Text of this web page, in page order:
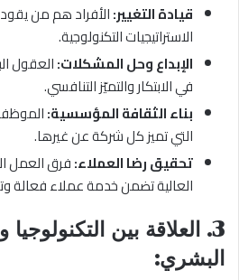
قيادة التغيير:الأفراد هم من
الاستراتيجيات التكنولوجية.
الإبداع وحل المشكلات:العقول
في الابتكار والتميّز التنافسي.
بناء الثقافة المؤسسية:
التي تميز كل شركة عن غيرها.
تحقيق رضا العملاء:فرق العمل
العالية تضمن خدمة عملاء فعالة
3.
العلاقة بين
البشري: